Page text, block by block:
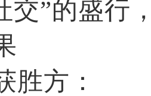
交”的盛行
胜方：